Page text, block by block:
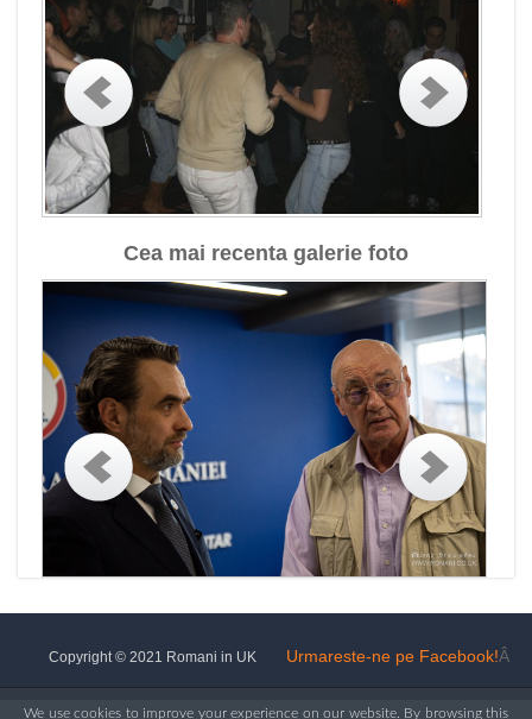
Cea mai recenta galerie foto
Urmareste-ne pe Facebook!Â
Copyright © 2021 Romani in UK
We use cookies to improve your experience on our website. By browsing this